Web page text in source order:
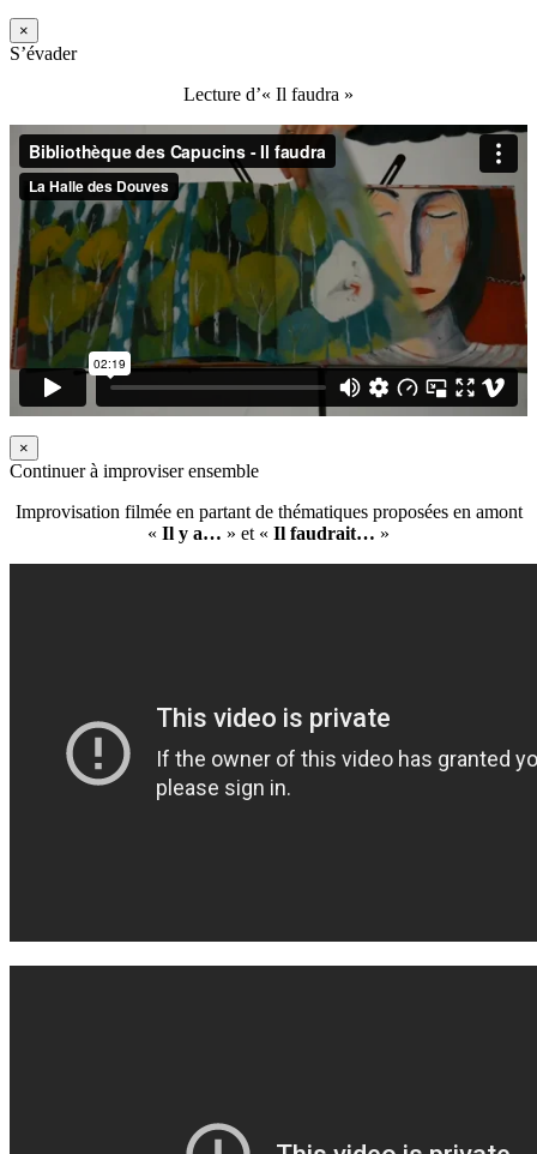
×
S’évader
Lecture d’« Il faudra »
×
Continuer à improviser ensemble
Improvisation filmée en partant de thématiques proposées en amont
« Il y a… » et « Il faudrait… »